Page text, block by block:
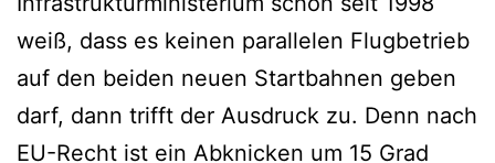
weiß, dass es keinen parallelen Flugbetrieb
auf den beiden neuen Startbahnen geben
darf, dann trifft der Ausdruck zu. Denn nach
EU-Recht ist ein Abknicken um 15 Grad